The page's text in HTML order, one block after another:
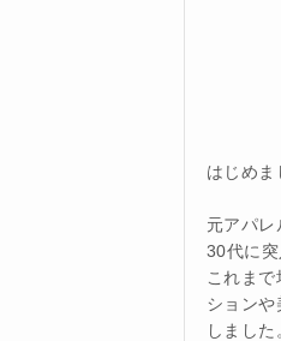
はじめ
元アパレ
30代に突
これま
ション
しました